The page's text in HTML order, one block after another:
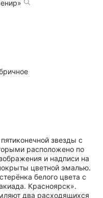
звезды с
расположено по
и надписи на
цветной эмалью.
белого цвета с
Красноярск».
два расходящихся